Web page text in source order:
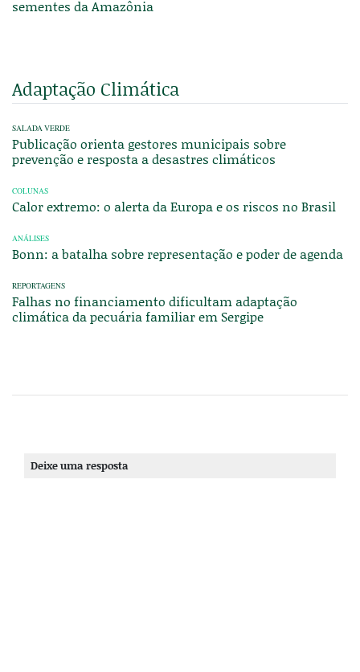
sementes da Amazônia
Adaptação Climática
SALADA VERDE
Publicação orienta gestores municipais sobre
prevenção e resposta a desastres climáticos
COLUNAS
Calor extremo: o alerta da Europa e os riscos no Brasil
ANÁLISES
Bonn: a batalha sobre representação e poder de agenda
REPORTAGENS
Falhas no financiamento dificultam adaptação
climática da pecuária familiar em Sergipe
Deixe uma resposta